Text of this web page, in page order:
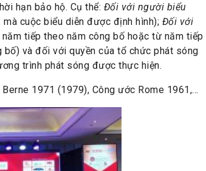
hạn bảo hộ. Cụ thể: Đối với người biểu
cuộc biểu diễn được định hình); Đối với
tiếp theo năm công bố hoặc từ năm tiếp
và đối với quyền của tổ chức phát sóng
trình phát sóng được thực hiện.
1971 (1979), Công ước Rome 1961,…